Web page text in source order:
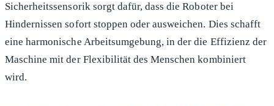
Sicherheitssensorik sorgt dafür, dass die Roboter bei
Hindernissen sofort stoppen oder ausweichen. Dies schafft
eine harmonische Arbeitsumgebung, in der die Effizienz der
Maschine mit der Flexibilität des Menschen kombiniert
wird.